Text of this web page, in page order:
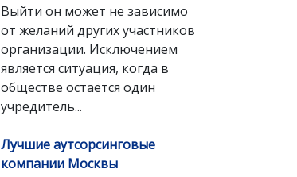
Выйти он может не зависимо
от желаний других участников
организации. Исключением
является ситуация, когда в
обществе остаётся один
учредитель...
Лучшие аутсорсинговые
компании Москвы